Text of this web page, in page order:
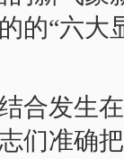
的“六大
合发生
们准确